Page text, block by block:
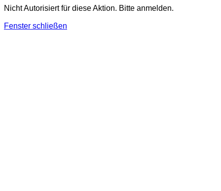
Nicht Autorisiert für diese Aktion. Bitte anmelden.
Fenster schließen